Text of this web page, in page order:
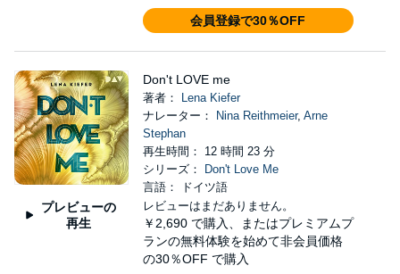
会員登録で30％OFF
プレビューの
再生
Don't LOVE me
著者：
Lena Kiefer
ナレーター：
Nina Reithmeier, Arne
Stephan
再生時間： 12 時間 23 分
シリーズ：
Don't Love Me
言語： ドイツ語
レビューはまだありません。
￥2,690 で購入、またはプレミアムプ
ランの無料体験を始めて非会員価格
の30％OFF で購入